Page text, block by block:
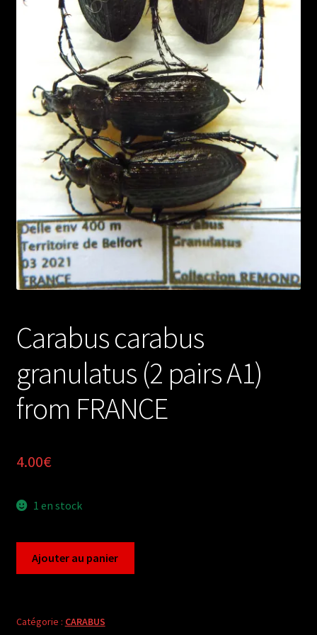
Carabus carabus
granulatus (2 pairs A1)
from FRANCE
4.00€
1 en stock
granulatus
Ajouter au panier
Catégorie : CARABUS